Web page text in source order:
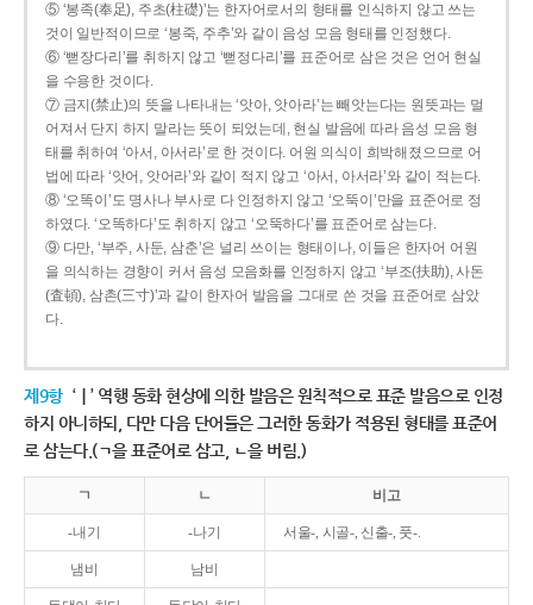
⑤ ‘봉족(奉足), 주초(柱礎)’는 한자어로서의 형태를 인식하지 않고 쓰는
것이 일반적이므로 ‘봉죽, 주추’와 같이 음성 모음 형태를 인정했다.
⑥ ‘뻗장다리’를 취하지 않고 ‘뻗정다리’를 표준어로 삼은 것은 언어 현실
을 수용한 것이다.
⑦ 금지(禁止)의 뜻을 나타내는 ‘앗아, 앗아라’는 빼앗는다는 원뜻과는 멀
어져서 단지 하지 말라는 뜻이 되었는데, 현실 발음에 따라 음성 모음 형
태를 취하여 ‘아서, 아서라’로 한 것이다. 어원 의식이 희박해졌으므로 어
법에 따라 ‘앗어, 앗어라’와 같이 적지 않고 ‘아서, 아서라’와 같이 적는다.
⑧ ‘오똑이’도 명사나 부사로 다 인정하지 않고 ‘오뚝이’만을 표준어로 정
하였다. ‘오똑하다’도 취하지 않고 ‘오뚝하다’를 표준어로 삼는다.
⑨ 다만, ‘부주, 사둔, 삼춘’은 널리 쓰이는 형태이나, 이들은 한자어 어원
을 의식하는 경향이 커서 음성 모음화를 인정하지 않고 ‘부조(扶助), 사돈
(査頓), 삼촌(三寸)’과 같이 한자어 발음을 그대로 쓴 것을 표준어로 삼았
다.
제9항 ‘ㅣ’ 역행 동화 현상에 의한 발음은 원칙적으로 표준 발음으로 인정
하지 아니하되, 다만 다음 단어들은 그러한 동화가 적용된 형태를 표준어
로 삼는다.(ㄱ을 표준어로 삼고, ㄴ을 버림.)
ㄱ ㄴ 비고
-내기 -나기 서울-, 시골-, 신출-, 풋-.
냄비 남비